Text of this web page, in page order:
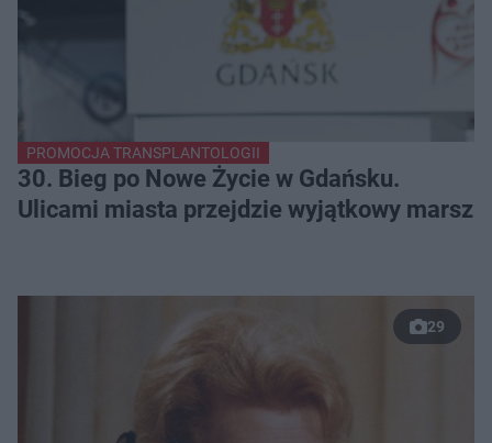
PROMOCJA TRANSPLANTOLOGII
30. Bieg po Nowe Życie w Gdańsku.
Ulicami miasta przejdzie wyjątkowy marsz
29